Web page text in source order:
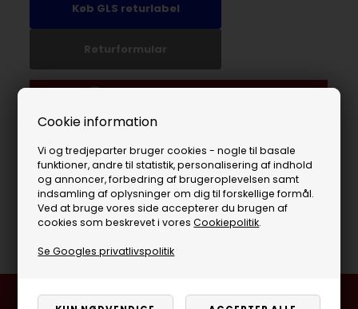
Cookie information
Vi og tredjeparter bruger cookies - nogle til basale
funktioner, andre til statistik, personalisering af indhold
og annoncer, forbedring af brugeroplevelsen samt
indsamling af oplysninger om dig til forskellige formål.
Ved at bruge vores side accepterer du brugen af
cookies som beskrevet i voresCookiepolitik.
Se Googles privatlivspolitik
Køb GLS returlabel
Returformular
Besøg en af vores butikker